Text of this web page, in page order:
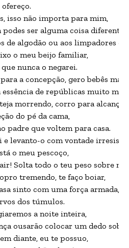
isso não importa para mim,
podes ser alguma coisa diferente
de algodão ou aos limpadores
o meu beijo familiar,
nunca o negarei.
a concepção, gero bebês
de repúblicas muito
morrendo, corro para
do pé da cama,
padre que voltem para casa.
e levanto-o com vontade
o meu pescoço,
Solta todo o teu peso sobre
tremendo, te faço boiar,
sinto com uma força armada,
dos túmulos.
a noite inteira,
ousarão colocar um dedo
diante, eu te possuo,